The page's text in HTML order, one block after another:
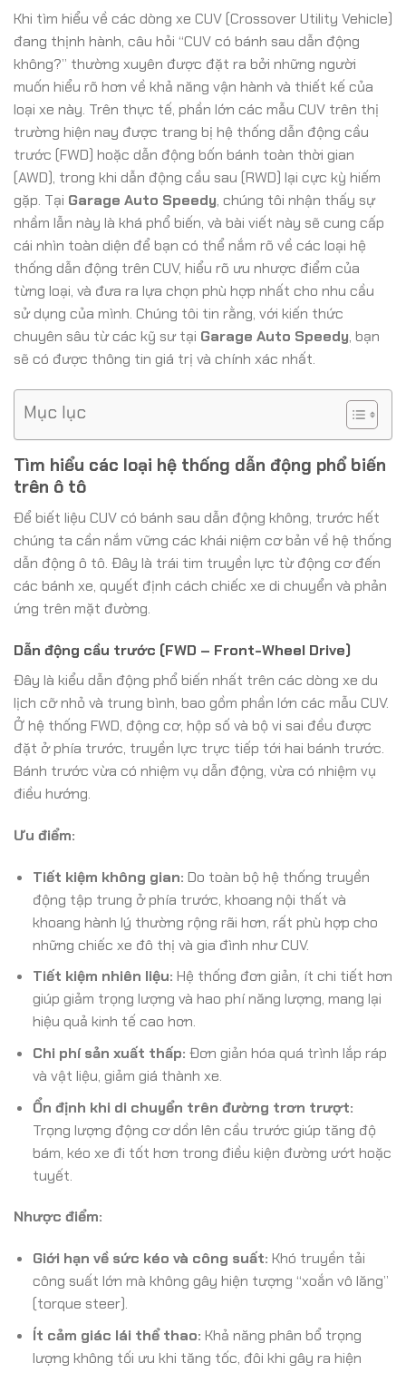
Khi tìm hiểu về các dòng xe CUV (Crossover Utility Vehicle)
đang thịnh hành, câu hỏi “CUV có bánh sau dẫn động
không?” thường xuyên được đặt ra bởi những người
muốn hiểu rõ hơn về khả năng vận hành và thiết kế của
loại xe này. Trên thực tế, phần lớn các mẫu CUV trên thị
trường hiện nay được trang bị hệ thống dẫn động cầu
trước (FWD) hoặc dẫn động bốn bánh toàn thời gian
(AWD), trong khi dẫn động cầu sau (RWD) lại cực kỳ hiếm
gặp. Tại Garage Auto Speedy, chúng tôi nhận thấy sự
nhầm lẫn này là khá phổ biến, và bài viết này sẽ cung cấp
cái nhìn toàn diện để bạn có thể nắm rõ về các loại hệ
thống dẫn động trên CUV, hiểu rõ ưu nhược điểm của
từng loại, và đưa ra lựa chọn phù hợp nhất cho nhu cầu
sử dụng của mình. Chúng tôi tin rằng, với kiến thức
chuyên sâu từ các kỹ sư tại Garage Auto Speedy, bạn
sẽ có được thông tin giá trị và chính xác nhất.
Mục lục
Tìm hiểu các loại hệ thống dẫn động phổ biến
trên ô tô
Để biết liệu CUV có bánh sau dẫn động không, trước hết
chúng ta cần nắm vững các khái niệm cơ bản về hệ thống
dẫn động ô tô. Đây là trái tim truyền lực từ động cơ đến
các bánh xe, quyết định cách chiếc xe di chuyển và phản
ứng trên mặt đường.
Dẫn động cầu trước (FWD – Front-Wheel Drive)
Đây là kiểu dẫn động phổ biến nhất trên các dòng xe du
lịch cỡ nhỏ và trung bình, bao gồm phần lớn các mẫu CUV.
Ở hệ thống FWD, động cơ, hộp số và bộ vi sai đều được
đặt ở phía trước, truyền lực trực tiếp tới hai bánh trước.
Bánh trước vừa có nhiệm vụ dẫn động, vừa có nhiệm vụ
điều hướng.
Ưu điểm:
Tiết kiệm không gian: Do toàn bộ hệ thống truyền
động tập trung ở phía trước, khoang nội thất và
khoang hành lý thường rộng rãi hơn, rất phù hợp cho
những chiếc xe đô thị và gia đình như CUV.
Tiết kiệm nhiên liệu: Hệ thống đơn giản, ít chi tiết hơn
giúp giảm trọng lượng và hao phí năng lượng, mang lại
hiệu quả kinh tế cao hơn.
Chi phí sản xuất thấp: Đơn giản hóa quá trình lắp ráp
và vật liệu, giảm giá thành xe.
Ổn định khi di chuyển trên đường trơn trượt:
Trọng lượng động cơ dồn lên cầu trước giúp tăng độ
bám, kéo xe đi tốt hơn trong điều kiện đường ướt hoặc
tuyết.
Nhược điểm:
Giới hạn về sức kéo và công suất: Khó truyền tải
công suất lớn mà không gây hiện tượng “xoắn vô lăng”
(torque steer).
Ít cảm giác lái thể thao: Khả năng phân bổ trọng
lượng không tối ưu khi tăng tốc, đôi khi gây ra hiện